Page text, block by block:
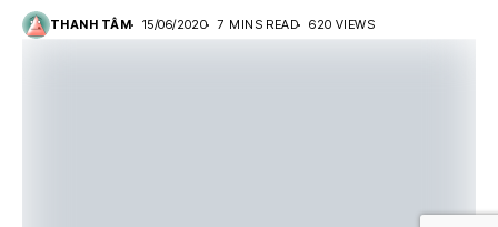
THANH TÂM 15/06/2020 7 MINS READ 620 VIEWS